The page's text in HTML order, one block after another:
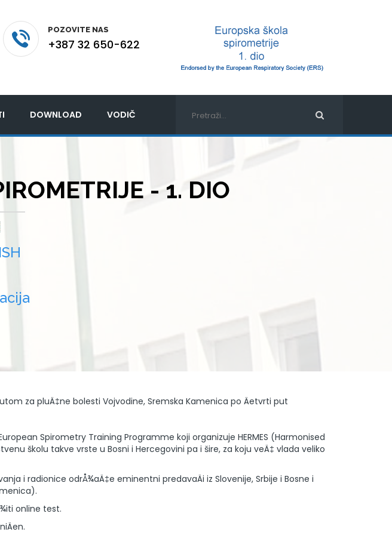
POZOVITE NAS
+387 32 650-622
DOWNLOAD VODIČ
- 1. DIO
za pluÄ‡ne bolesti Vojvodine, Sremska Kamenica po Äetvrti put
Spirometry Training Programme koji organizuje HERMES (Harmonised
školu takve vrste u Bosni i Hercegovini pa i šire, za koju veÄ‡ vlada veliko
i radionice odrÅ¾aÄ‡e eminentni predavaÄi iz Slovenije, Srbije i Bosne i
online test.